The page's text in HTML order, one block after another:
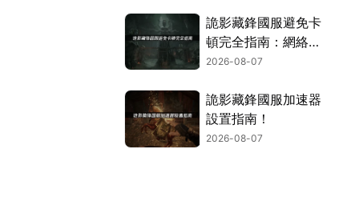
詭影藏鋒國服避免卡
頓完全指南：網絡優
化與解決技巧！
2026-08-07
詭影藏鋒國服加速器
設置指南！
2026-08-07